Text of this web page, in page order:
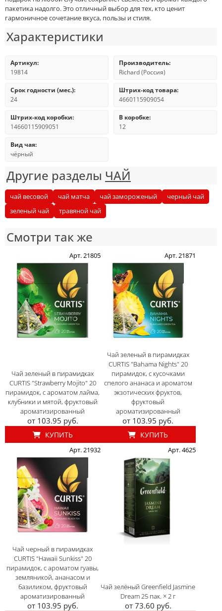
пакетика надолго. Это отличный выбор для тех, кто ценит
гармоничное сочетание вкуса, пользы и стиля.
Характеристики
Артикул:
19814
Производитель:
Richard (Россия)
Срок годности (мес.):
24
Штрих-код товара:
4660115909054
Штрих-код коробки:
14660115909051
В коробке:
12
Вид чая:
чёрный
Другие разделы ЧАЙ
чай весовой чай матча чай замороженый
черный чай
зеленый чай
травяной чай
Смотри так же
Арт. 21805
Чай зеленый в пирамидках
CURTIS "Strawberry Mojito" 20
пирамидок, с ароматом лайма,
клубники и мятой, фруктовый
ароматизированный
от 103.95 руб.
КУПИТЬ
Арт. 21871
Чай зеленый в пирамидках
CURTIS "Bahama Nights" 20
пирамидок, с кусочками
спелого ананаса и ароматом
экзотических фруктов,
фруктовый
ароматизированный
от 103.95 руб.
КУПИТЬ
Арт. 21932
Чай черный в пирамидках
CURTIS "Hawaii Sunkiss" 20
пирамидок, с ароматом гуавы,
земляникой, ананасом и
базиликом, фруктовый
ароматизированный
от 103.95 руб.
Арт. 4625
Чай зелёный Greenfield Jasmine
Dream 25 пак. × 2 г
от 73.60 руб.